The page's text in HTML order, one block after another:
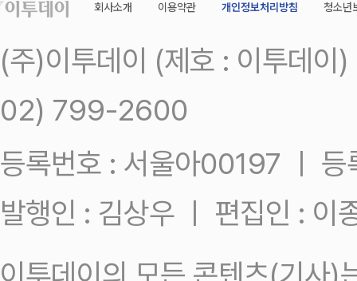
회사소개 이용약관 개인정보처리방침 청소년
(주)이투데이 (제호 : 이투데
02) 799-2600
등록번호 : 서울아00197 ㅣ
발행인 : 김상우 ㅣ 편집인 : 이